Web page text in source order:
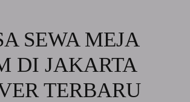
SEWA MEJA
DI JAKARTA
TERBARU